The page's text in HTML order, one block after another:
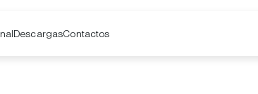
DescargasContactos